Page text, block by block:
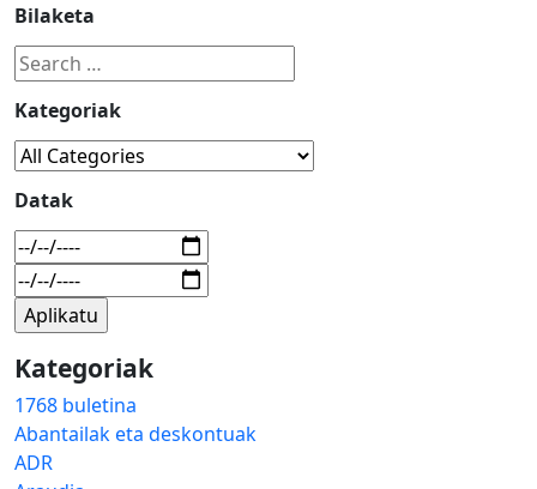
Bilaketa
Kategoriak
Datak
Kategoriak
1768 buletina
Abantailak eta deskontuak
ADR